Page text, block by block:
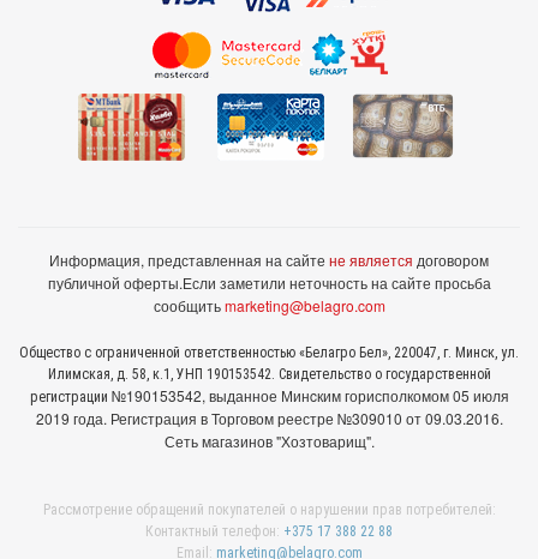
Информация, представленная на сайте не является договором
публичной оферты.Если заметили неточность на сайте просьба
сообщитьmarketing@belagro.com
Общество с ограниченной ответственностью «Белагро Бел», 220047, г. Минск, ул.
Илимская, д. 58, к.1, УНП 190153542. Свидетельство о государственной
регистрации №190153542, выданное Минcким горисполкомом 05 июля
2019 года. Регистрация в Торговом реестре №309010 от 09.03.2016.
Сеть магазинов "Хозтоварищ".
Рассмотрение обращений покупателей о нарушении прав потребителей:
Контактный телефон: +375 17 388 22 88
Email: marketing@belagro.com